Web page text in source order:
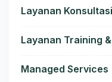
Layanan Konsultasi
Layanan Training
Managed Services